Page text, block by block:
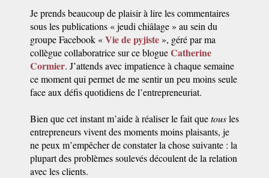
Je prends beaucoup de plaisir à lire les commentaires
sous les publications « jeudi chiâlage » au sein du
groupe Facebook «Vie de pyjiste», géré par ma
collègue collaboratrice sur ce blogueCatherine
Cormier. J’attends avec impatience à chaque semaine
ce moment qui permet de me sentir un peu moins seule
face aux défis quotidiens de l’entrepreneuriat.
Bien que cet instant m’aide à réaliser le fait quetousles
entrepreneurs vivent des moments moins plaisants, je
ne peux m’empêcher de constater la chose suivante : la
plupart des problèmes soulevés découlent de la relation
avec les clients.